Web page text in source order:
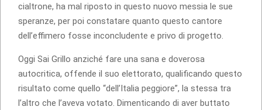
cialtrone, ha mal riposto in questo nuovo messia le sue
speranze, per poi constatare quanto questo cantore
dell’effimero fosse inconcludente e privo di progetto.
Oggi Sai Grillo anziché fare una sana e doverosa
autocritica, offende il suo elettorato, qualificando questo
risultato come quello “dell’Italia peggiore”, la stessa tra
l’altro che l’aveva votato. Dimenticando di aver buttato